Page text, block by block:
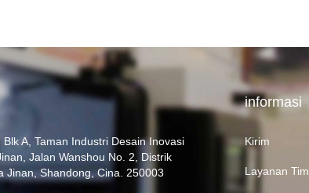
A, Taman Industri Desain Inovasi
Jalan Wanshou No. 2, Distrik
Jinan, Shandong, Cina. 250003
informasi
Kirim
Layanan Tim